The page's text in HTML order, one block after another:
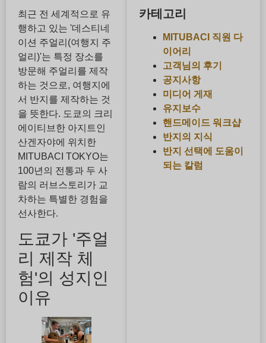
최근 전 세계적으로 유
행하고 있는 '데스티네
이션 주얼리(여행지 주
얼리)'는 특정 장소를
방문해 주얼리를 제작
하는 것으로, 여행지에
서 반지를 제작하는 것
을 뜻한다. 도쿄의 크리
에이티브한 아지트인
산겐자야에 위치한
MITUBACI TOKYO는
100년의 전통과 두 사
람의 러브스토리가 교
차하는 특별한 경험을
선사한다.
도쿄가 '주얼
리 제작 체
험'의 성지인
이유
카테고리
MITUBACI 직원 다
이어리
고객님의 후기
공지사항
미디어 게재
유지보수
핸드메이드 워크샵
반지의 지식
반지 선택에 도움이
되는 칼럼